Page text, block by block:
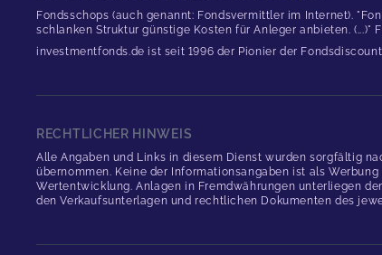
Fondsschops (auch genannt: Fondsvermittler im Internet).
schlanken Struktur günstige Kosten für Anleger anbieten.
investmentfonds.de ist seit 1996 der Pionier der
RECHTLICHER HINWEIS
Alle Angaben und Links in diesem Dienst wurden sorgfältig
übernommen. Keine der Informationsangaben ist als
Wertentwicklung. Anlagen in Fremdwährungen unterliegen
den Verkaufsunterlagen und rechtlichen Dokumenten des